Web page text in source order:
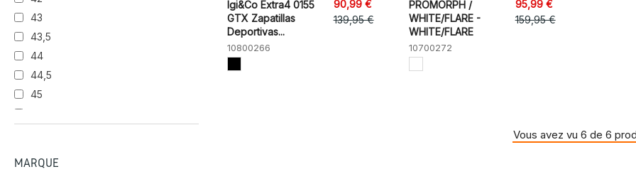
43
43,5
44
44,5
45
MARQUE
Igi&Co Extra4 0155
GTX Zapatillas
Deportivas...
10800266
90,99 €
139,95 €
PROMORPH /
WHITE/FLARE -
WHITE/FLARE
10700272
95,99 €
159,95 €
Vous avez vu 6 de 6